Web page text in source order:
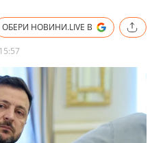
ОБЕРИ НОВИНИ.LIVE В